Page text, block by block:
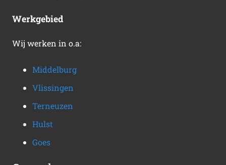
Werkgebied
Wij werken in o.a:
Middelburg
Vlissingen
Terneuzen
Hulst
Goes